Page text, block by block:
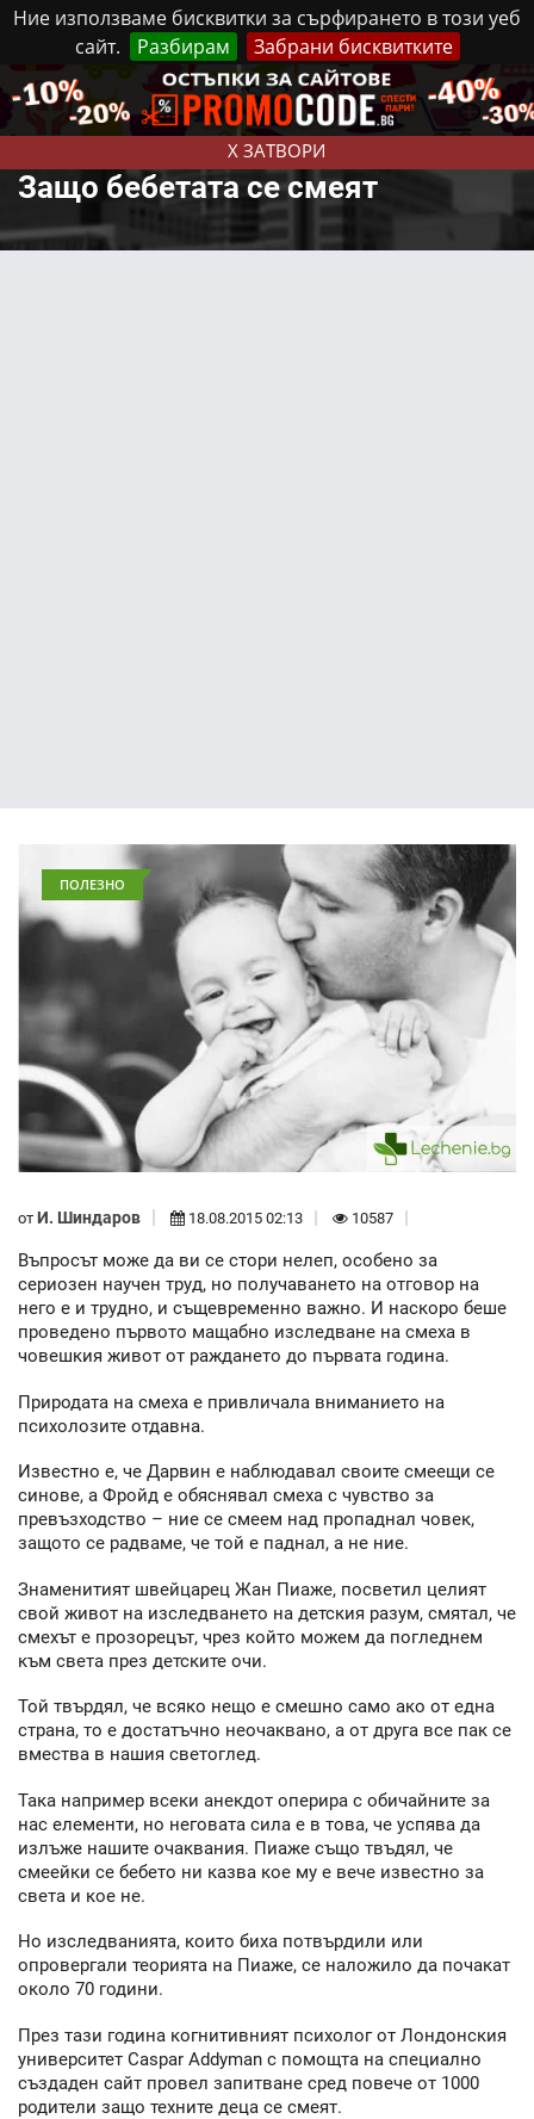
Ние използваме бисквитки за сърфирането в този уеб
сайт.
Разбирам Забрани бисквитките
X ЗАТВОРИ
Понеделник, 10 Август, 2026 Реклама Контакти
Защо бебетата се смеят
ПОЛЕЗНО
от И. Шиндаров 18.08.2015 02:13 10587
Въпросът може да ви се стори нелеп, особено за
сериозен научен труд, но получаването на отговор на
него е и трудно, и същевременно важно. И наскоро беше
проведено първото мащабно изследване на смеха в
човешкия живот от раждането до първата година.
Природата на смеха е привличала вниманието на
психолозите отдавна.
Известно е, че Дарвин е наблюдавал своите смеещи се
синове, а Фройд е обяснявал смеха с чувство за
превъзходство – ние се смеем над пропаднал човек,
защото се радваме, че той е паднал, а не ние.
Знаменитият швейцарец Жан Пиаже, посветил целият
свой живот на изследването на детския разум, смятал, че
смехът е прозорецът, чрез който можем да погледнем
към света през детските очи.
Той твърдял, че всяко нещо е смешно само ако от една
страна, то е достатъчно неочаквано, а от друга все пак се
вмества в нашия светоглед.
Така например всеки анекдот оперира с обичайните за
нас елементи, но неговата сила е в това, че успява да
излъже нашите очаквания. Пиаже също твъдял, че
смеейки се бебето ни казва кое му е вече известно за
света и кое не.
Но изследванията, които биха потвърдили или
опровергали теорията на Пиаже, се наложило да почакат
около 70 години.
През тази година когнитивният психолог от Лондонския
университет Caspar Addyman с помощта на специално
създаден сайт провел запитване сред повече от 1000
родители защо техните деца се смеят.